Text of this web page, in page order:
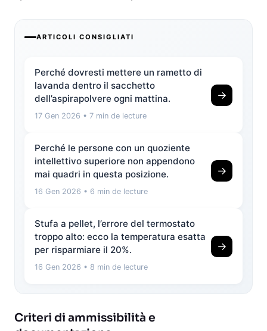
ARTICOLI CONSIGLIATI
Perché dovresti mettere un rametto di
lavanda dentro il sacchetto
dell’aspirapolvere ogni mattina.
17 Gen 2026 • 7 min de lecture
→
Perché le persone con un quoziente
intellettivo superiore non appendono
mai quadri in questa posizione.
16 Gen 2026 • 6 min de lecture
→
Stufa a pellet, l’errore del termostato
troppo alto: ecco la temperatura esatta
per risparmiare il 20%.
16 Gen 2026 • 8 min de lecture
→
Criteri di ammissibilità e